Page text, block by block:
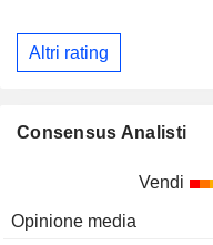
Altri rating
Consensus Analisti
Vendi
Opinione media